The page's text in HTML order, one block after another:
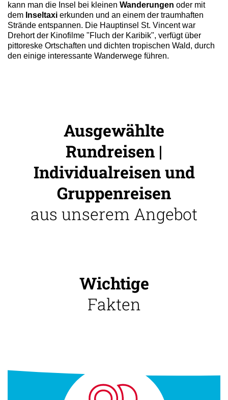
kann man die Insel bei kleinen Wanderungen oder mit
dem Inseltaxi erkunden und an einem der traumhaften
Strände entspannen. Die Hauptinsel St. Vincent war
Drehort der Kinofilme "Fluch der Karibik", verfügt über
pittoreske Ortschaften und dichten tropischen Wald, durch
den einige interessante Wanderwege führen.
Ausgewählte
Rundreisen |
Individualreisen und
Gruppenreisen
aus unserem Angebot
Wichtige
Fakten